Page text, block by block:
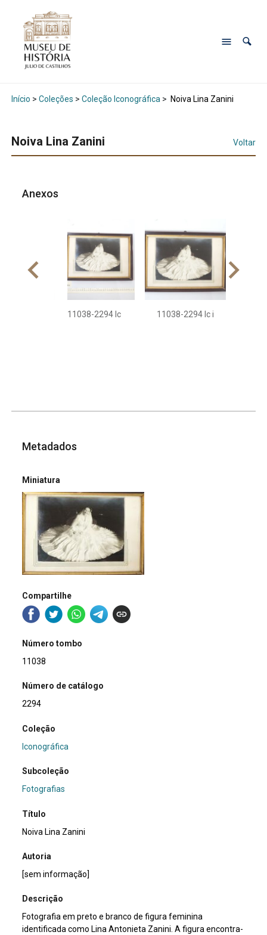
Início > Coleções > Coleção Iconográfica > Noiva Lina Zanini
Noiva Lina Zanini Voltar
Anexos
11038-2294 Ic 11038-2294 Ic i
Metadados
Miniatura
Compartilhe
Número tombo
11038
Número de catálogo
2294
Coleção
Iconográfica
Subcoleção
Fotografias
Título
Noiva Lina Zanini
Autoria
[sem informação]
Descrição
Fotografia em preto e branco de figura feminina
identificada como Lina Antonieta Zanini. A figura encontra-